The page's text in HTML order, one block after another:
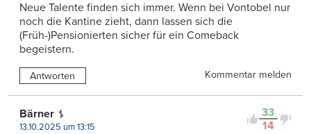
Neue Talente finden sich immer. Wenn bei Vontobel nur
noch die Kantine zieht, dann lassen sich die
(Früh-)Pensionierten sicher für ein Comeback
begeistern.
Antworten Kommentar melden
33
14
Bärner
13.10.2025 um 13:15